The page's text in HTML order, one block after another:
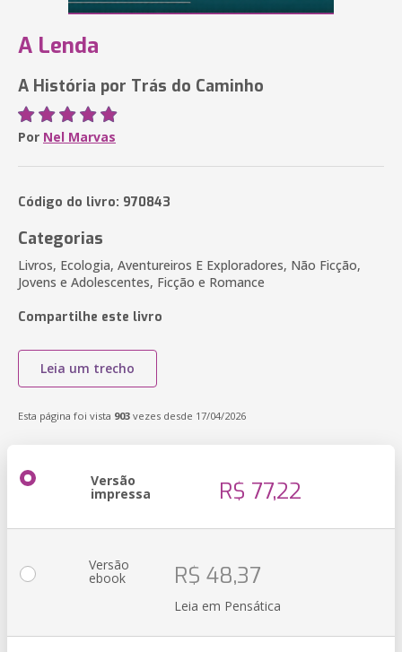
A Lenda
A História por Trás do Caminho
Por Nel Marvas
Código do livro: 970843
Categorias
Livros, Ecologia, Aventureiros E Exploradores, Não Ficção,
Jovens e Adolescentes, Ficção e Romance
Compartilhe este livro
Leia um trecho
Esta página foi vista 903 vezes desde 17/04/2026
Versão
impressa R$ 77,22
Versão
ebook R$ 48,37
Leia em Pensática